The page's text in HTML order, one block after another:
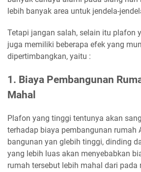
lebih banyak area untuk jendela-
Tetapi jangan salah, selain itu plafon
juga memiliki beberapa efek yang
dipertimbangkan, yaitu :
1. Biaya Pembangunan
Mahal
Plafon yang tinggi tentunya akan
terhadap biaya pembangunan rumah
bangunan yan glebih tinggi, dinding
yang lebih luas akan menyebabkan
rumah tersebut lebih mahal dari pada